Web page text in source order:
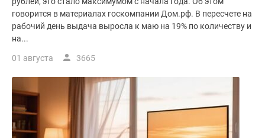
говорится в материалах госкомпании Дом.рф. В пересчете на
рабочий день выдача выросла к маю на 19% по количеству и
на...
01 августа 3665